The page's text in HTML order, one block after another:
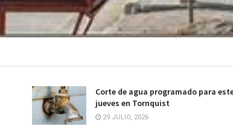
Corte de agua programado para
jueves en Tornquist
29 JULIO, 2026